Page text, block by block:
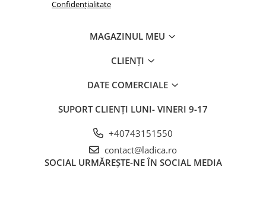
Confidențialitate
MAGAZINUL MEU
CLIENȚI
DATE COMERCIALE
SUPORT CLIENȚI LUNI- VINERI 9-17
+40743151550
contact@ladica.ro
SOCIAL URMĂREȘTE-NE ÎN SOCIAL MEDIA